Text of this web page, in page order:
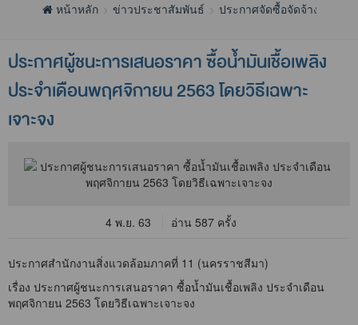
หน้าหลัก ข่าวประชาสัมพันธ์ ประกาศจัดซื้อจัดจ้าง
ประกาศผู้ชนะการเสนอราคา ซื้อน้ำมันเชื้อเพลิง
ประจำเดือนพฤศจิกายน 2563 โดยวิธีเฉพาะ
เจาะจง
4 พ.ย. 63 อ่าน 587 ครั้ง
ประกาศสำนักงานสิ่งแวดล้อมภาคที่ 11 (นครราชสีมา)
เรื่อง ประกาศผู้ชนะการเสนอราคา ซื้อน้ำมันเชื้อเพลิง ประจำเดือน
พฤศจิกายน 2563 โดยวิธีเฉพาะเจาะจง